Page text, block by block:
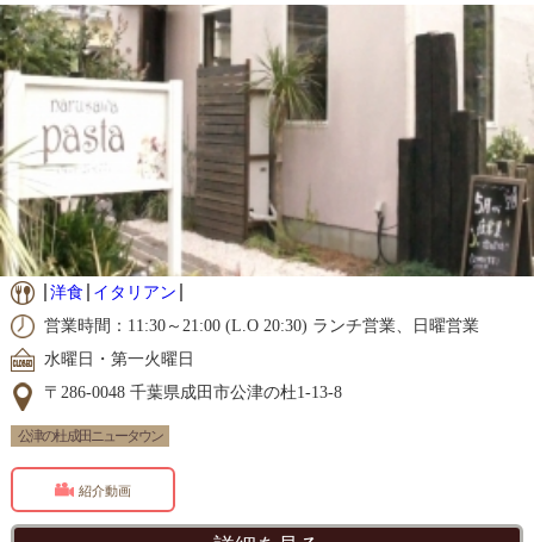
洋食
イタリアン
営業時間：11:30～21:00 (L.O 20:30) ランチ営業、日曜営業
水曜日・第一火曜日
〒286-0048 千葉県成田市公津の杜1-13-8
公津の杜 成田ニュータウン
紹介動画